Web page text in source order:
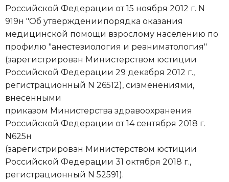
Российской Федерации от 15 ноября 2012 г. N
919н "Об утверждениипорядка оказания
медицинской помощи взрослому населению по
профилю "анестезиология и реаниматология"
(зарегистрирован Министерством юстиции
Российской Федерации 29 декабря 2012 г.,
регистрационный N 26512), сизменениями,
внесенными
приказом Министерства здравоохранения
Российской Федерации от 14 сентября 2018 г.
N625н
(зарегистрирован Министерством юстиции
Российской Федерации 31 октября 2018 г.,
регистрационный N 52591).